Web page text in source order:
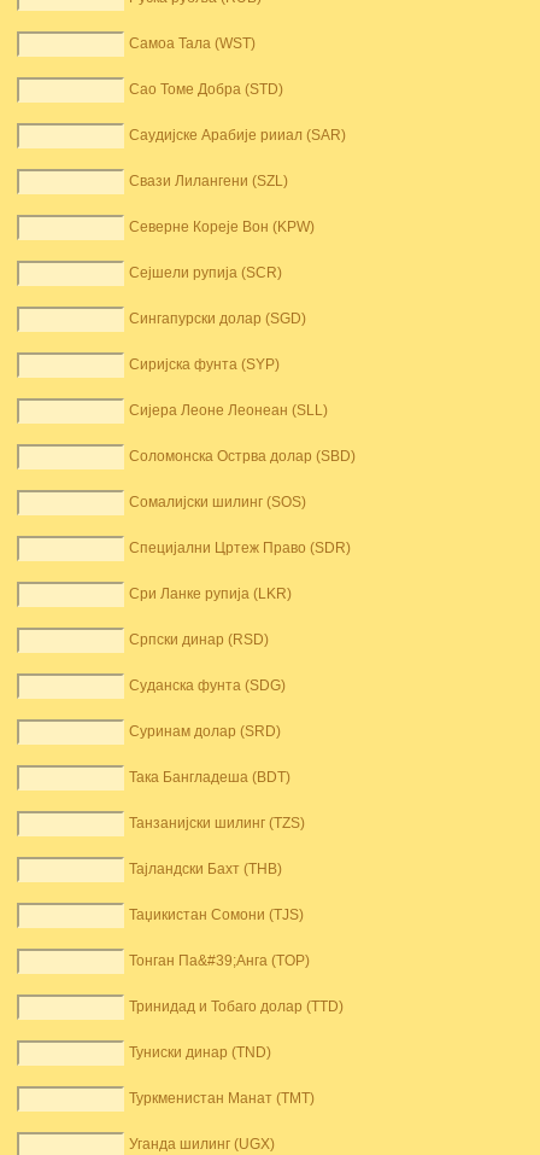
Самоа Тала (WST)
Сао Томе Добра (STD)
Саудијске Арабије рииал (SAR)
Свази Лилангени (SZL)
Северне Кореје Вон (KPW)
Сејшели рупија (SCR)
Сингапурски долар (SGD)
Сиријска фунта (SYP)
Сијера Леоне Леонеан (SLL)
Соломонска Острва долар (SBD)
Сомалијски шилинг (SOS)
Специјални Цртеж Право (SDR)
Сри Ланке рупија (LKR)
Српски динар (RSD)
Суданска фунта (SDG)
Суринам долар (SRD)
Така Бангладеша (BDT)
Танзанијски шилинг (TZS)
Тајландски Бахт (THB)
Таџикистан Сомони (TJS)
Тонган Па&#39;Анга (TOP)
Тринидад и Тобаго долар (TTD)
Туниски динар (TND)
Туркменистан Манат (TMT)
Уганда шилинг (UGX)